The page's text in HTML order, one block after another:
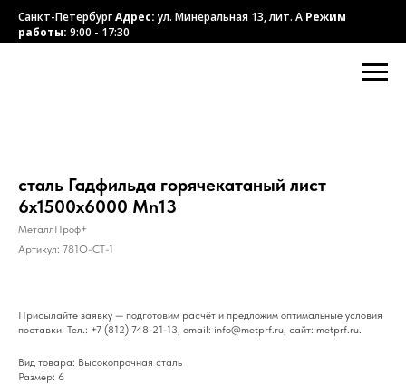
Санкт-ПетербургАдрес:ул. Минеральная 13, лит. А Режим
работы: 9:00 - 17:30
сталь Гадфильда горячекатаный лист
6х1500х6000 Mn13
МеталлПроф+
Артикул: 781O-CT-1
Присылайте заявку — подготовим расчёт и предложим оптимальные условия
поставки. Тел.: +7 (812) 748-21-13, email: info@metprf.ru, сайт: metprf.ru.
Вид товара: Высокопрочная сталь
Размер: 6